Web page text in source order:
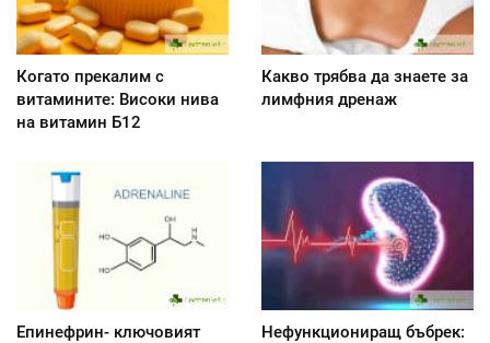
Когато прекалим с
витамините: Високи нива
на витамин Б12
Какво трябва да знаете за
лимфния дренаж
Епинефрин- ключовият
Нефункциониращ бъбрек: